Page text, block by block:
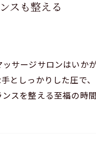
スも整える
サージサロンはいか
としっかりした圧で
スを整える至福の時